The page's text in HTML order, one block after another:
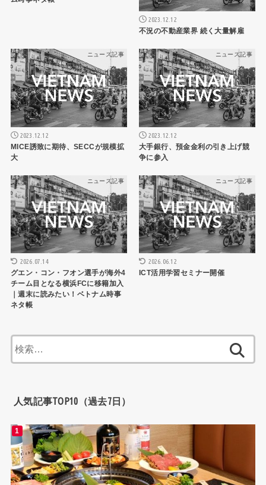
2023.12.12
不況の不動産業界 続く大量解雇
ニュース記事
2023.12.12
MICE誘致に期待、SECCが規模拡
大
ニュース記事
2023.12.12
大手銀行、預金金利の引き上げ競
争に参入
ニュース記事
2026.07.14
グエン・コン・フオン選手が海外4
チーム目となる横浜FCに移籍加入
｜週末に読みたい！ベトナム時事
ネタ帳
ニュース記事
2026.06.12
ICT活用学習セミナー開催
索:
人気記事TOP10（過去7日）